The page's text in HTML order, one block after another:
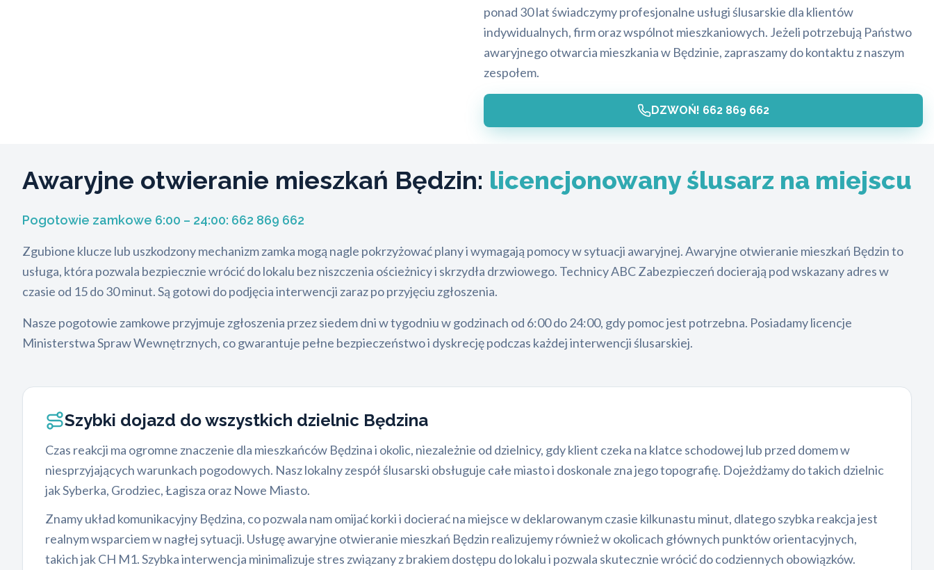
ponad 30 lat świadczymy profesjonalne usługi ślusarskie dla klientów
indywidualnych, firm oraz wspólnot mieszkaniowych. Jeżeli potrzebują Państwo
awaryjnego otwarcia mieszkania w Będzinie, zapraszamy do kontaktu z naszym
zespołem.
DZWOŃ! 662 869 662
Awaryjne otwieranie mieszkań Będzin: licencjonowany ślusarz na miejscu
Pogotowie zamkowe 6:00 – 24:00: 662 869 662
Zgubione klucze lub uszkodzony mechanizm zamka mogą nagle pokrzyżować plany i wymagają pomocy w sytuacji awaryjnej. Awaryjne otwieranie mieszkań Będzin to
usługa, która pozwala bezpiecznie wrócić do lokalu bez niszczenia ościeżnicy i skrzydła drzwiowego. Technicy ABC Zabezpieczeń docierają pod wskazany adres w
czasie od 15 do 30 minut. Są gotowi do podjęcia interwencji zaraz po przyjęciu zgłoszenia.
Nasze pogotowie zamkowe przyjmuje zgłoszenia przez siedem dni w tygodniu w godzinach od 6:00 do 24:00, gdy pomoc jest potrzebna. Posiadamy licencje
Ministerstwa Spraw Wewnętrznych, co gwarantuje pełne bezpieczeństwo i dyskrecję podczas każdej interwencji ślusarskiej.
Szybki dojazd do wszystkich dzielnic Będzina
Czas reakcji ma ogromne znaczenie dla mieszkańców Będzina i okolic, niezależnie od dzielnicy, gdy klient czeka na klatce schodowej lub przed domem w
niesprzyjających warunkach pogodowych. Nasz lokalny zespół ślusarski obsługuje całe miasto i doskonale zna jego topografię. Dojeżdżamy do takich dzielnic
jak Syberka, Grodziec, Łagisza oraz Nowe Miasto.
Znamy układ komunikacyjny Będzina, co pozwala nam omijać korki i docierać na miejsce w deklarowanym czasie kilkunastu minut, dlatego szybka reakcja jest
realnym wsparciem w nagłej sytuacji. Usługę awaryjne otwieranie mieszkań Będzin realizujemy również w okolicach głównych punktów orientacyjnych,
takich jak CH M1. Szybka interwencja minimalizuje stres związany z brakiem dostępu do lokalu i pozwala skutecznie wrócić do codziennych obowiązków.